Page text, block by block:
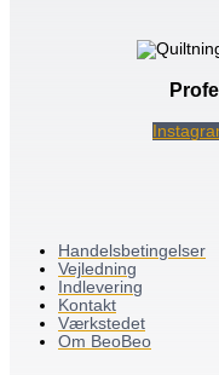
Handelsbetingelser
Vejledning
Indlevering
Kontakt
Værkstedet
Om BeoBeo